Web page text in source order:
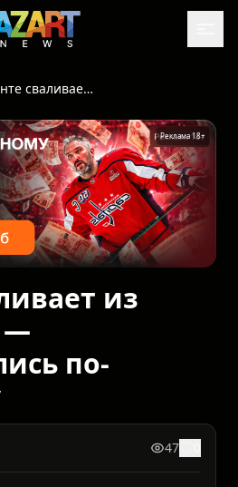
Конте сваливает из «Наполи» — договорились по-хорошему
Реклама 18+
из
—
по-
47